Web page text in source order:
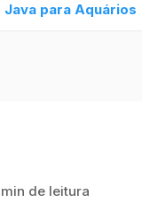
Java para Aquários
min de leitura